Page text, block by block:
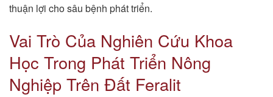
thuận lợi cho sâu bệnh phát triển.
Vai Trò Của Nghiên Cứu Khoa
Học Trong Phát Triển Nông
Nghiệp Trên Đất Feralit